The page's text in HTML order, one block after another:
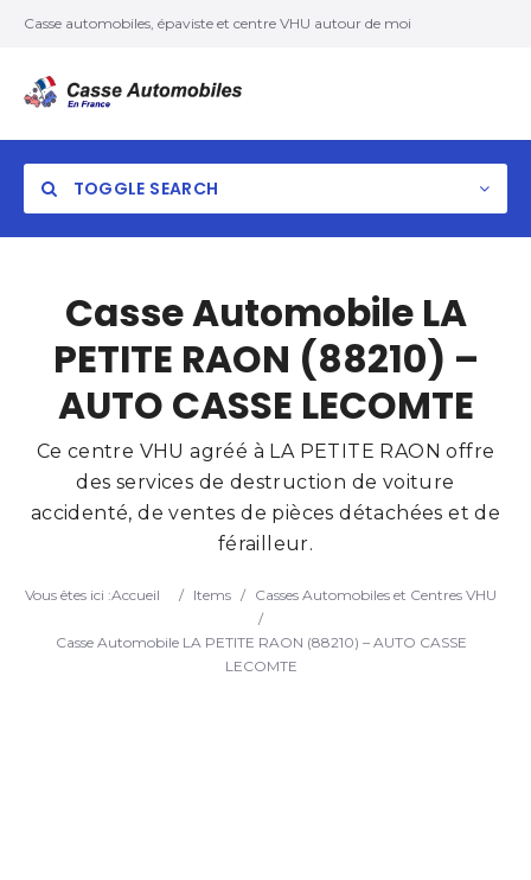
Casse automobiles, épaviste et centre VHU autour de moi
TOGGLE SEARCH
Casse Automobile LA
PETITE RAON (88210) –
AUTO CASSE LECOMTE
Ce centre VHU agréé à LA PETITE RAON offre
des services de destruction de voiture
accidenté, de ventes de pièces détachées et de
férailleur.
Vous êtes ici :Accueil / Items / Casses Automobiles et Centres VHU
/
Casse Automobile LA PETITE RAON (88210) – AUTO CASSE
LECOMTE